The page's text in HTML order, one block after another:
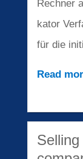
Rechner
ka­tor
für die
Read